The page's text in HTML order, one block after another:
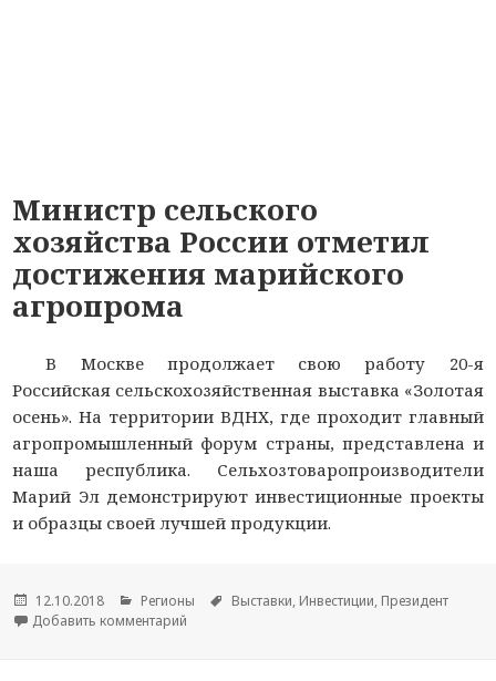
Министр сельского
хозяйства России отметил
достижения марийского
агропрома
В Москве продолжает свою работу 20-я
Российская сельскохозяйственная выставка «Золотая
осень». На территории ВДНХ, где проходит главный
агропромышленный форум страны, представлена и
наша республика. Сельхозтоваропроизводители
Марий Эл демонстрируют инвестиционные проекты
и образцы своей лучшей продукции.
Опубликовано
12.10.2018 Рубрики
Регионы Метки
Выставки, Инвестиции, Президент
Добавить комментарий